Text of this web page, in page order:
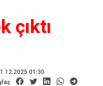
çıktı
01:30